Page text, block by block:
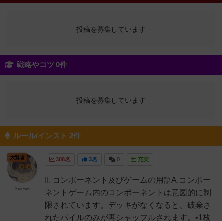
投稿を募集しています
戦略やコツ 0件
投稿を募集しています
ルール/インスト 2件
308名 3名 0 充実
II. コンポーネント及びゲームの用語A.コンポー
ネントゲーム内のコンポーネントは意図的に制
限されています。デッキがなくなると、破棄さ
れたパイルのみが再シャッフルされます。•1枚
大賢者
3views